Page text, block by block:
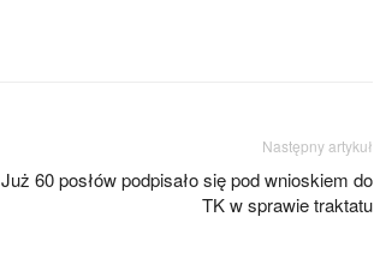
Następny artykuł
Już 60 posłów podpisało się pod wnioskiem do
TK w sprawie traktatu